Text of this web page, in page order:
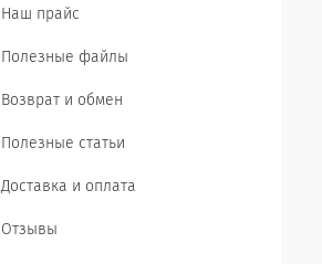
Наш прайс
Полезные файлы
Возврат и обмен
Полезные статьи
Доставка и оплата
Отзывы